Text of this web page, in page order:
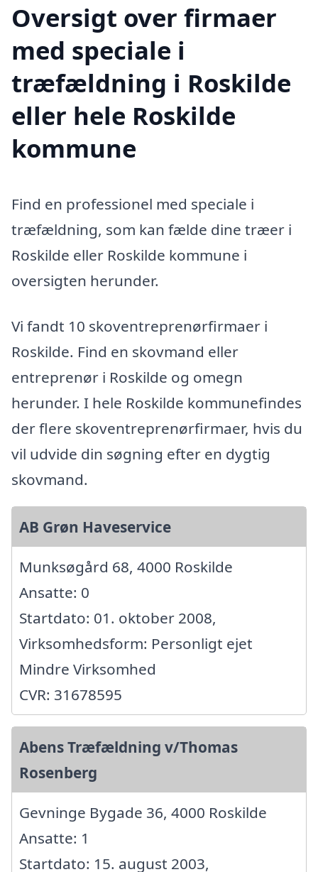
Oversigt over firmaer
med speciale i
træfældning i Roskilde
eller hele Roskilde
kommune
Find en professionel med speciale i
træfældning, som kan fælde dine træer i
Roskilde eller Roskilde kommune i
oversigten herunder.
Vi fandt 10 skoventreprenørfirmaer i
Roskilde. Find en skovmand eller
entreprenør i Roskilde og omegn
herunder. I hele Roskilde kommunefindes
der flere skoventreprenørfirmaer, hvis du
vil udvide din søgning efter en dygtig
skovmand.
AB Grøn Haveservice
Munksøgård 68, 4000 Roskilde
Ansatte: 0
Startdato: 01. oktober 2008,
Virksomhedsform: Personligt ejet
Mindre Virksomhed
CVR: 31678595
Abens Træfældning v/Thomas
Rosenberg
Gevninge Bygade 36, 4000 Roskilde
Ansatte: 1
Startdato: 15. august 2003,